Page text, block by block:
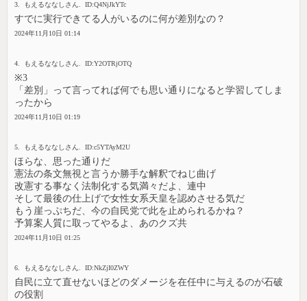
3. もえるななしさん. ID:Q4NjJkYTc
すでに実行できてる人がいるのに何が差別なの？
2024年11月10日 01:14
4. もえるななしさん. ID:Y2OTRjOTQ
※3
「差別」って言ってれば何でも思い通りになると学習してしま
ったから
2024年11月10日 01:19
5. もえるななしさん. ID:c5YTAyM2U
ほらな、思った通りだ
憲法の条文無視と言うか勝手な解釈でねじ曲げ
改憲する事なく法制化する気満々だよ、連中
そして最後の仕上げで女性女系天皇を認めさせる気だ
もう崖っぷちだ、今の自民党で此を止められるかね？
予算案人質に取ってやるよ、あのクズ共
2024年11月10日 01:25
6. もえるななしさん. ID:NkZjI0ZWY
自民に立て直せないほどのダメージを在任中に与えるのが石破
の役割